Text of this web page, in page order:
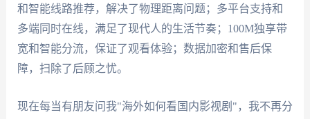
和智能线路推荐，解决了物理距离问题；多平台支持和
多端同时在线，满足了现代人的生活节奏；100M独享带
宽和智能分流，保证了观看体验；数据加密和售后保
障，扫除了后顾之忧。
现在每当有朋友问我"海外如何看国内影视剧"，我不再分